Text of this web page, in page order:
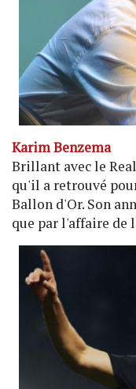
Karim Benzema
Brillant avec le
qu'il a retrouvé
Ballon d'Or. Son
que par l'affaire de